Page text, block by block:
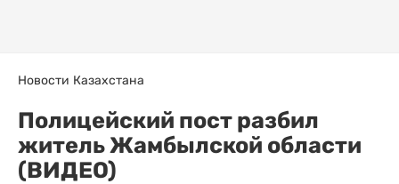
Новости Казахстана
Полицейский пост разбил
житель Жамбылской области
(ВИДЕО)